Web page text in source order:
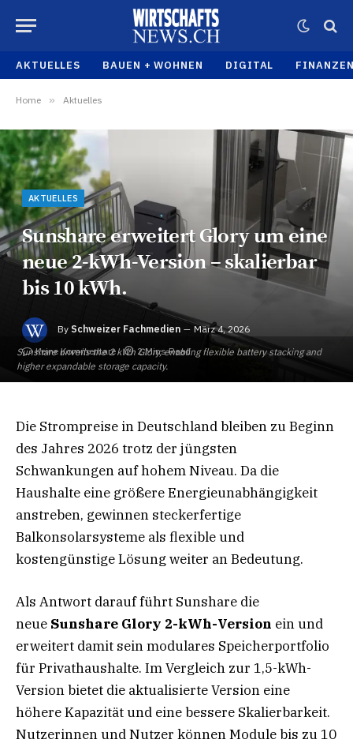
AKTUELLES BAUEN + WOHNEN DIGITAL
Home » Aktuelles
Sunshare unveils the 2 kWh Glory, enabling flexible battery stacking and
higher expandable storage capacity.
AKTUELLES
Sunshare erweitert Glory um eine
neue 2-kWh-Version – skalierbar
bis 10 kWh.
By Schweizer Fachmedien
März 4, 2026
Keine Kommentare
2 Mins Read
Die Strompreise in Deutschland bleiben zu Beginn
des Jahres 2026 trotz der jüngsten
Schwankungen auf hohem Niveau. Da die
Haushalte eine größere Energieunabhängigkeit
anstreben, gewinnen steckerfertige
Balkonsolarsysteme als flexible und
kostengünstige Lösung weiter an Bedeutung.
Als Antwort darauf führt Sunshare die
neue Sunshare Glory 2-kWh-Version ein und
erweitert damit sein modulares Speicherportfolio
für Privathaushalte. Im Vergleich zur 1,5-kWh-
Version bietet die aktualisierte Version eine
höhere Kapazität und eine bessere Skalierbarkeit.
Nutzerinnen und Nutzer können Module bis zu 10